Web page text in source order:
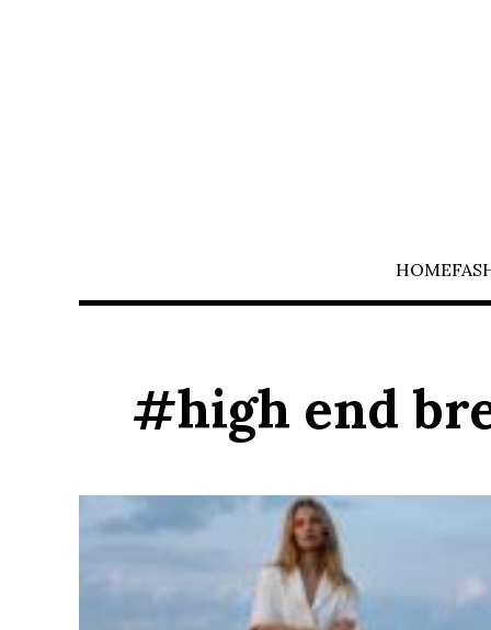
HOME
#high end